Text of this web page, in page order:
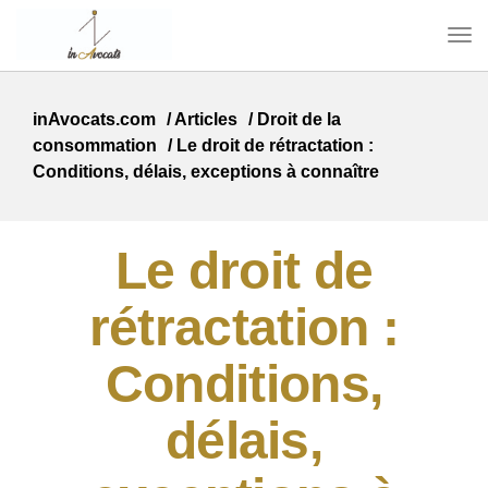
inAvocats.com /Articles / Droit de la
consommation
/ Le droit de rétractation :
Conditions, délais, exceptions à connaître
Le droit de
rétractation :
Conditions,
délais,